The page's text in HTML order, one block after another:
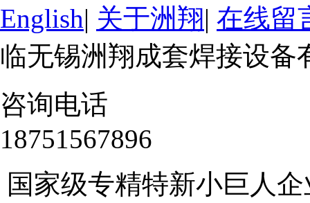
English| 关于洲翔| 在线留
临无锡洲翔成套焊接设备
咨询电话
18751567896
国家级专精特新小巨人企